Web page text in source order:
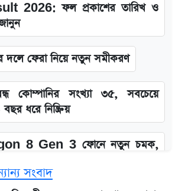
2026: ফল প্রকাশের তারিখ ও
ফেরা নিয়ে নতুন সমীকরণ
কোম্পানির সংখ্যা ৩৫, সবচেয়ে
ধরে নিষ্ক্রিয়
8 Gen 3 ফোনে নতুন চমক,
সংবাদ